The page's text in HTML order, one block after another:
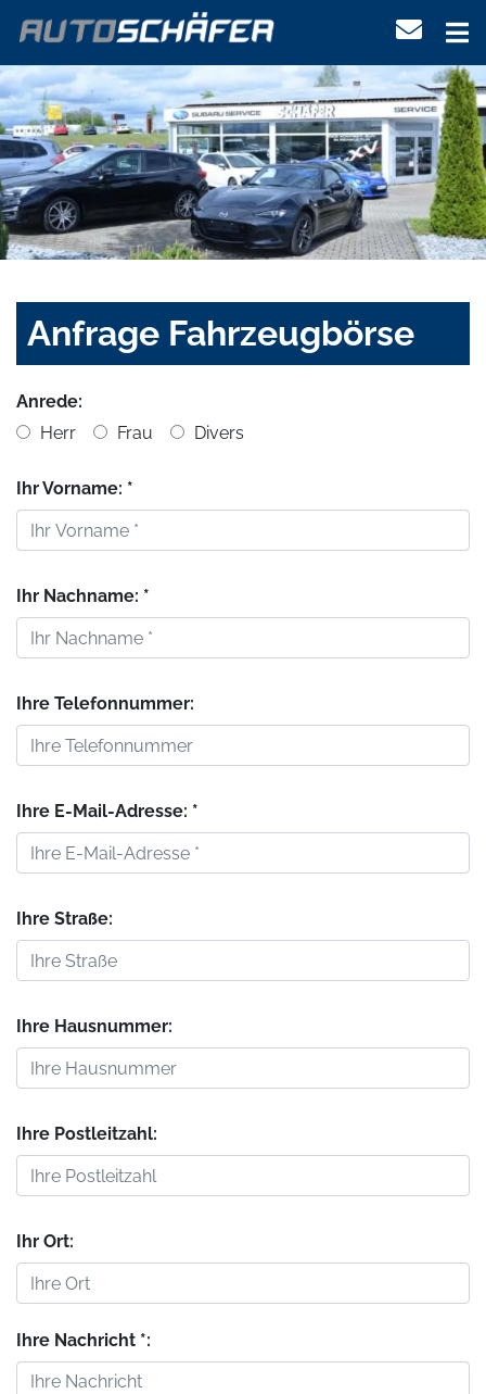
Anfrage Fahrzeugbörse
Anrede:
Herr
Frau Divers
Ihr Vorname: *
Ihr Nachname: *
Ihre Telefonnummer:
Ihre E-Mail-Adresse: *
Ihre Straße:
Ihre Hausnummer:
Ihre Postleitzahl:
Ihr Ort:
Ihre Nachricht *: